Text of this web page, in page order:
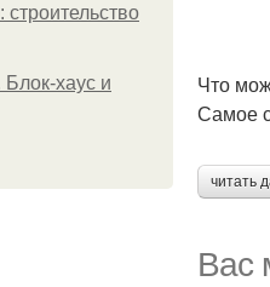
хаус и
Что
Самое
читать
Вас